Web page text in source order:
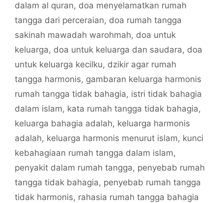
dalam al quran, doa menyelamatkan rumah
tangga dari perceraian, doa rumah tangga
sakinah mawadah warohmah, doa untuk
keluarga, doa untuk keluarga dan saudara, doa
untuk keluarga kecilku, dzikir agar rumah
tangga harmonis, gambaran keluarga harmonis
rumah tangga tidak bahagia, istri tidak bahagia
dalam islam, kata rumah tangga tidak bahagia,
keluarga bahagia adalah, keluarga harmonis
adalah, keluarga harmonis menurut islam, kunci
kebahagiaan rumah tangga dalam islam,
penyakit dalam rumah tangga, penyebab rumah
tangga tidak bahagia, penyebab rumah tangga
tidak harmonis, rahasia rumah tangga bahagia